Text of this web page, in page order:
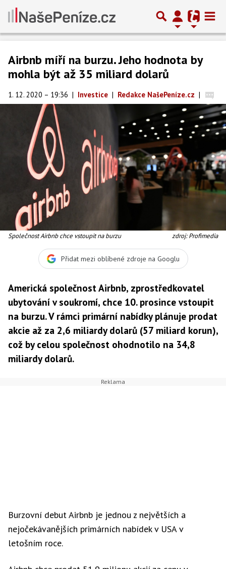
Airbnb míří na burzu. Jeho hodnota by
mohla být až 35 miliard dolarů
1. 12. 2020 – 19:36 | Investice | Redakce NašePeníze.cz |
Společnost Airbnb chce vstoupit na burzu zdroj: Profimedia
Přidat mezi oblíbené zdroje na Googlu
Americká společnost Airbnb, zprostředkovatel
ubytování v soukromí, chce 10. prosince vstoupit
na burzu. V rámci primární nabídky plánuje prodat
akcie až za 2,6 miliardy dolarů (57 miliard korun),
což by celou společnost ohodnotilo na 34,8
miliardy dolarů.
Burzovní debut Airbnb je jednou z největších a
nejočekávanějších primárních nabídek v USA v
letošním roce.